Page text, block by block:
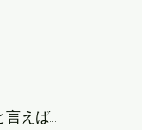
言えば…